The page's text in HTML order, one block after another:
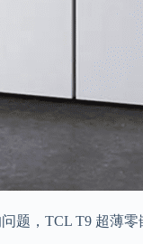
题，TCL T9 超薄零